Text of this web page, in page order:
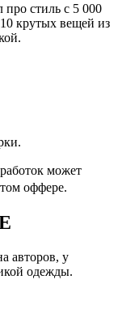
про стиль с 5 000
крутых вещей из
может
оффере.
авторов, у
одежды.